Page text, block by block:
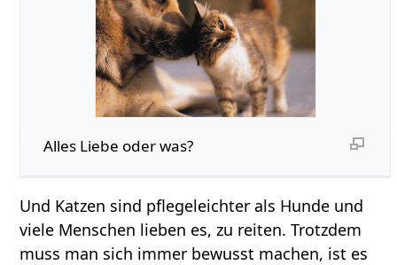
Alles Liebe oder was?
Und Katzen sind pflegeleichter als Hunde und
viele Menschen lieben es, zu reiten. Trotzdem
muss man sich immer bewusst machen, ist es